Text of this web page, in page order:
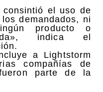
consintió el uso de
demandados, ni
producto o
indica el
a Lightstorm
compañías de
parte de la